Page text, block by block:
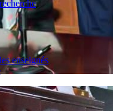
enseignés